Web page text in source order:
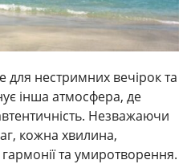
для нестримних вечірок та
інша атмосфера, де
Незважаючи
кожна хвилина,
та умиротворення.